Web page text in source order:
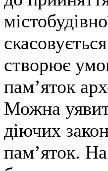
створює
пам’яток
Можна
діючих
пам’яток.